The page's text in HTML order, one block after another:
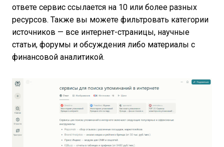
ответе сервис ссылается на 10 или более разных
ресурсов. Также вы можете фильтровать категории
источников — все интернет-страницы, научные
статьи, форумы и обсуждения либо материалы с
финансовой аналитикой.